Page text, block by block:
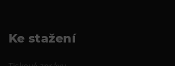
Ke stažení